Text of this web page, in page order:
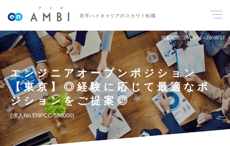
若手ハイキャリアのスカウト転職
掲載期間 26/08/04～26/08/17
エンジニアオープンポジション
【東京】◎経験に応じて最適なポ
ジションをご提案◎
求人No.ENPCC-586000